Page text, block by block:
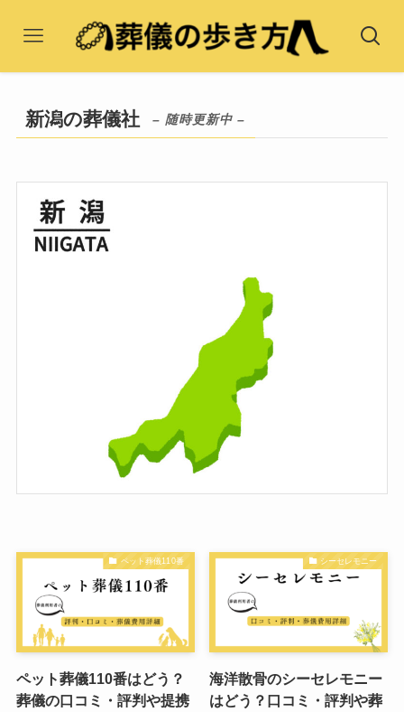
新潟の葬儀社 – 随時更新中 –
ペット葬儀110番
ペット葬儀110番はどう？
葬儀の口コミ・評判や提携
シーセレモニー
海洋散骨のシーセレモニー
はどう？口コミ・評判や葬